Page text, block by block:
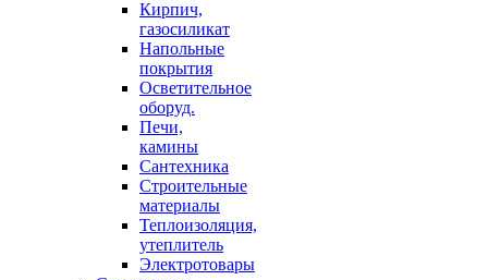
Кирпич,
газосиликат
Напольные
покрытия
Осветительное
оборуд.
Печи,
камины
Сантехника
Строительные
материалы
Теплоизоляция,
утеплитель
Электротовары